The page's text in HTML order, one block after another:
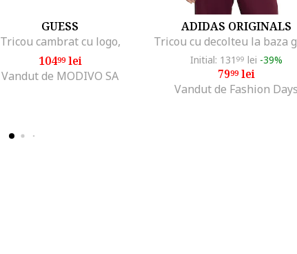
GUESS
Tricou cambrat cu logo,
10499lei
Vandut de MODIVO SA
ADIDAS ORIGINALS
Initial: 131 99 lei -39%
7999lei
Vandut de Fashion Days